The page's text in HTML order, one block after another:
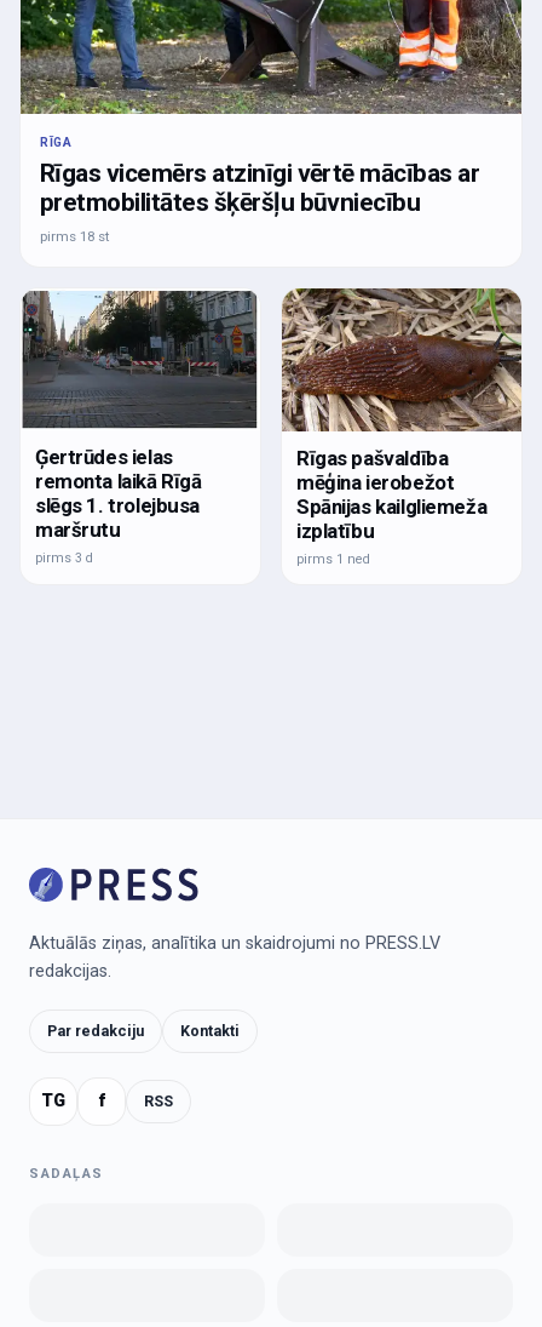
RĪGA
Rīgas vicemērs atzinīgi vērtē mācības ar
pretmobilitātes šķēršļu būvniecību
pirms 18 st
Ģertrūdes ielas
remonta laikā Rīgā
slēgs 1. trolejbusa
maršrutu
pirms 3 d
Rīgas pašvaldība
mēģina ierobežot
Spānijas kailgliemeža
izplatību
pirms 1 ned
Aktuālās ziņas, analītika un skaidrojumi no PRESS.LV
redakcijas.
Par redakciju Kontakti
TG f RSS
SADAĻAS